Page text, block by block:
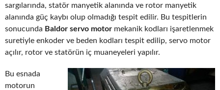
sargılarında, statör manyetik alanında ve rotor manyetik
alanında güç kaybı olup olmadığı tespit edilir. Bu tespitlerin
sonucunda Baldor servo motor mekanik kodları işaretlenmek
suretiyle enkoder ve beden kodları tespit edilip, servo motor
açılır, rotor ve statörün iç muaneyeleri yapılır.
Bu esnada
motorun